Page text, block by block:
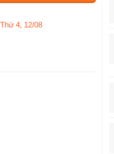
Thứ 4, 12/08